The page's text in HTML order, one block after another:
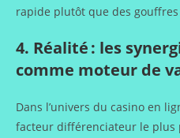
rapide plutôt que des
4. Réalité : les
comme moteur de
Dans l’univers du casino en
facteur différenciateur le plus